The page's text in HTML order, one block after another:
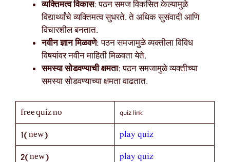
व्यक्तिमत्व विकास: पठन समज विकसित केल्यामुळे
विद्यार्थ्यांचे व्यक्तिमत्व सुधरते. ते अधिक सुसंवादी आणि
विचारशील बनतात.
नवीन ज्ञान मिळवणे: पठन समजामुळे व्यक्तीला विविध
विषयांवर नवीन माहिती मिळवता येते.
समस्या सोडवण्याची क्षमता: पठन समजामुळे व्यक्तीच्या
समस्या सोडवण्याच्या क्षमता वाढतात.
free quiz no quiz link
1(new) play quiz
2(new) play quiz